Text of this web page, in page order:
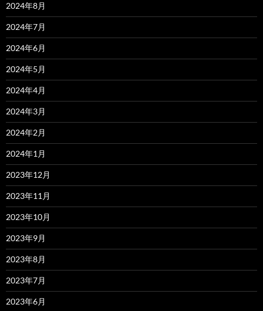
2024年8月
2024年7月
2024年6月
2024年5月
2024年4月
2024年3月
2024年2月
2024年1月
2023年12月
2023年11月
2023年10月
2023年9月
2023年8月
2023年7月
2023年6月